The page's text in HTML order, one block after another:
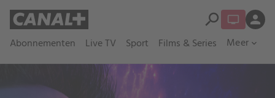
Abonnementen Live TV Sport Films & Series Meer expand_more
search person